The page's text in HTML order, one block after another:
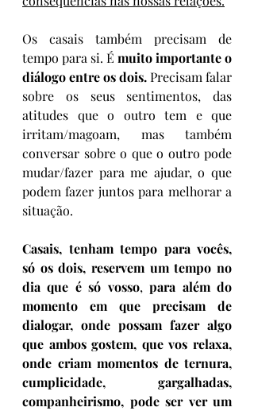
Os casais também precisam de
tempo para si. É muito importante o
diálogo entre os dois. Precisam falar
sobre os seus sentimentos, das
atitudes que o outro tem e que
irritam/magoam, mas também
conversar sobre o que o outro pode
mudar/fazer para me ajudar, o que
podem fazer juntos para melhorar a
situação.
Casais, tenham tempo para vocês,
só os dois, reservem um tempo no
dia que é só vosso, para além do
momento em que precisam de
dialogar, onde possam fazer algo
que ambos gostem, que vos relaxa,
onde criam momentos de ternura,
cumplicidade, gargalhadas,
companheirismo, pode ser ver um